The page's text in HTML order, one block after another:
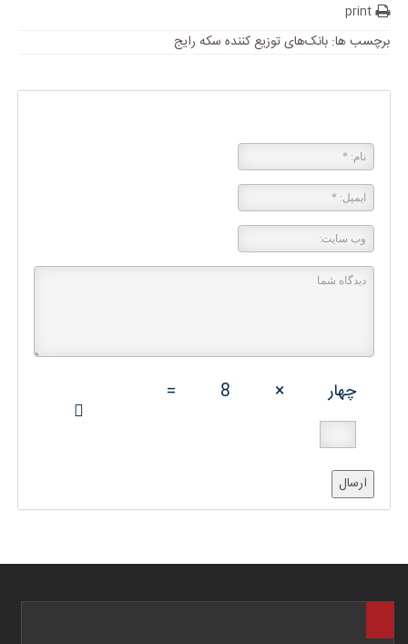
print
برچسب ها: بانک‌های توزیع کننده سکه رایج
چهار ×
8
=
ارسال